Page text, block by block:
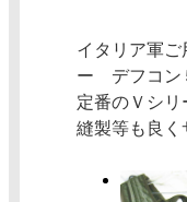
イタリア軍ご
ー デフコン
定番のＶシリ
縫製等も良く